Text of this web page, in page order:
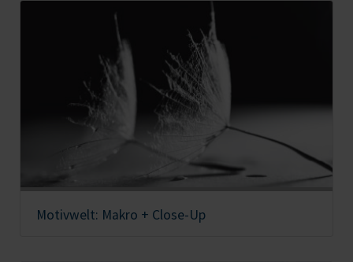
Motivwelt: Makro + Close-Up